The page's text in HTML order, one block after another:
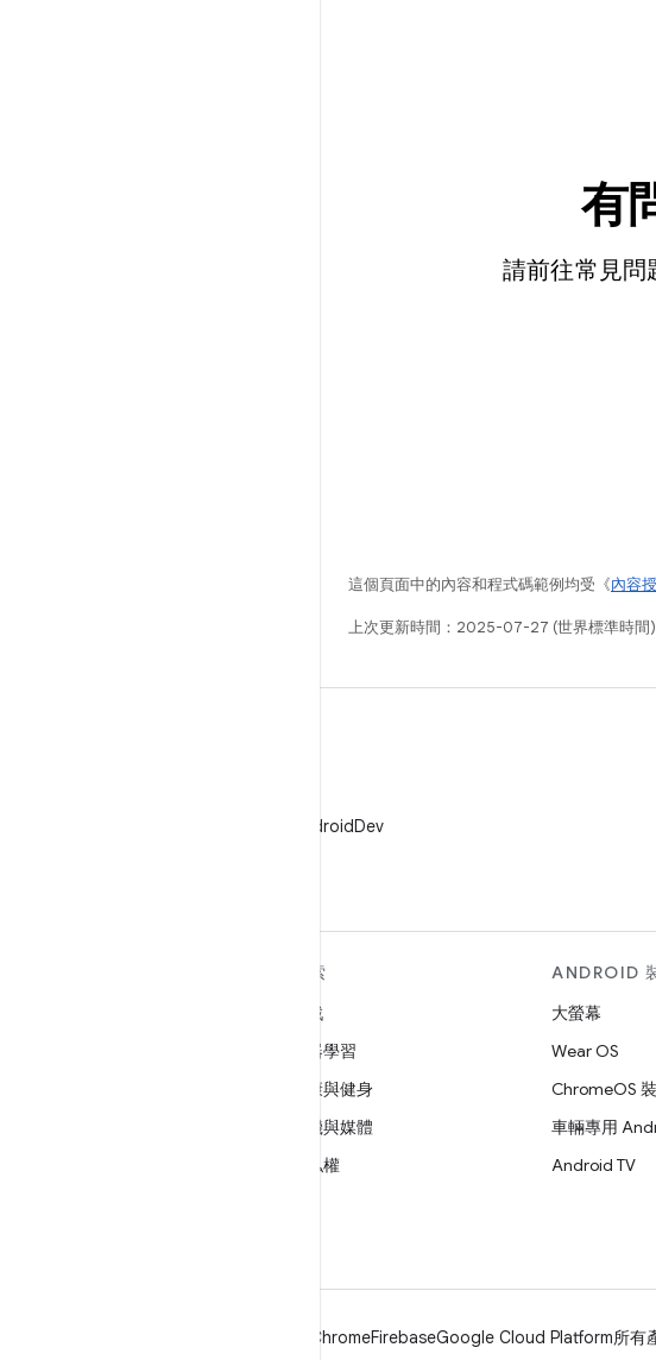
有
請前往常見問
這個頁面中的內容和程式碼範例均受《內容
上次更新時間：2025-07-27 (世界標準時間)
在 X 中追蹤 @AndroidDev
探索
遊戲
機器學習
健康與健身
相機與媒體
隱私權
ANDROID
大螢幕
Wear OS
ChromeOS
車輛專用
Android TV
ChromeFirebaseGoogle Cloud Platform所有